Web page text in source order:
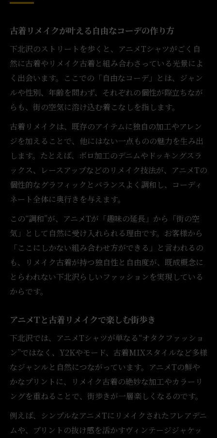
古着リメイクが叶える自由なコーデの作り方
下北沢のストリートを歩くと、アニメTシャツがごく自
然に古着やリメイク古着と組み合わさっている光景によ
く出会います。ここでの「自由なコーデ」とは、ジャン
ルや性別、年齢を問わず、それぞれの個性が際立ちなが
らも、街の空気に溶け込む着こなしを指します。
古着リメイクは、既存のアイテムに独自の加工やアレン
ジを加えることで、他にはない一点ものの魅力を生み出
します。たとえば、ボロ加工のデニムやドッキングスラ
ックス、レースアップなどのリメイク技法が、アニメTの
個性的なグラフィックとバランスよく調和し、コーディ
ネート全体に奥行きを与えます。
この“調和”が、アニメTが「趣味の延長」から「街の空
気」として自然に受け入れられる理由です。お客様から
「ここにしかない組み合わせ方ができる」と言われるの
も、リメイク古着が持つ独自性と自由度が、既成概念に
とらわれない下北沢らしいファッションを実現している
からです。
アニメTと古着リメイクで楽しむ街歩き
下北沢では、アニメTシャツが単なる“オタクファッショ
ン”ではなく、Y2Kやモード、古着MIXスタイルなど多様
なジャンルと自然につながっています。アニメTの鮮や
かなプリントに、リメイク古着の絶妙な加工やカラーリ
ングを重ねることで、街歩きが一層楽しくなるのです。
例えば、シンプルなアニメTにリメイクされたフレアデニ
ムや、プリントの抜け感を活かすヴィンテージジャケッ